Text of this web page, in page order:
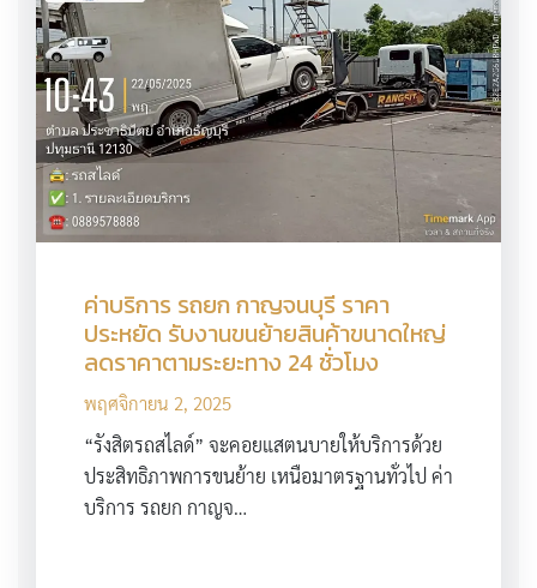
ค่าบริการ รถยก กาญจนบุรี ราคา
ประหยัด รับงานขนย้ายสินค้าขนาดใหญ่
ลดราคาตามระยะทาง 24 ชั่วโมง
พฤศจิกายน 2, 2025
“รังสิตรถสไลด์” จะคอยแสตนบายให้บริการด้วย
ประสิทธิภาพการขนย้าย เหนือมาตรฐานทั่วไป ค่า
บริการ รถยก กาญจ…